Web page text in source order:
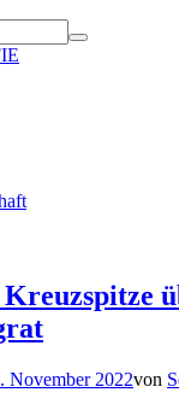
Kreuzspitze
November 2022von